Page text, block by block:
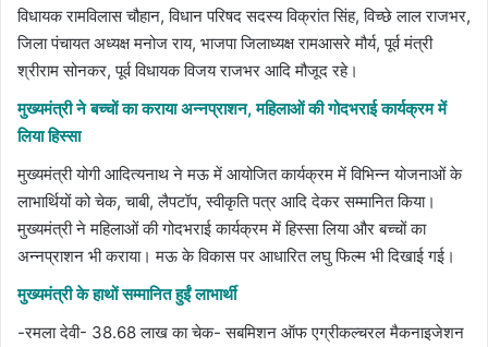
विधायक रामविलास चौहान, विधान परिषद सदस्य विक्रांत सिंह, विच्छे लाल राजभर,
जिला पंचायत अध्यक्ष मनोज राय, भाजपा जिलाध्यक्ष रामआसरे मौर्य, पूर्व मंत्री
श्रीराम सोनकर, पूर्व विधायक विजय राजभर आदि मौजूद रहे।
मुख्यमंत्री ने बच्चों का कराया अन्नप्राशन, महिलाओं की गोदभराई कार्यक्रम में
लिया हिस्सा
मुख्यमंत्री योगी आदित्यनाथ ने मऊ में आयोजित कार्यक्रम में विभिन्न योजनाओं के
लाभार्थियों को चेक, चाबी, लैपटॉप, स्वीकृति पत्र आदि देकर सम्मानित किया।
मुख्यमंत्री ने महिलाओं की गोदभराई कार्यक्रम में हिस्सा लिया और बच्चों का
अन्नप्राशन भी कराया। मऊ के विकास पर आधारित लघु फिल्म भी दिखाई गई।
मुख्यमंत्री के हाथों सम्मानित हुईं लाभार्थी
-रमला देवी- 38.68 लाख का चेक- सबमिशन ऑफ एग्रीकल्चरल मैकनाइजेशन